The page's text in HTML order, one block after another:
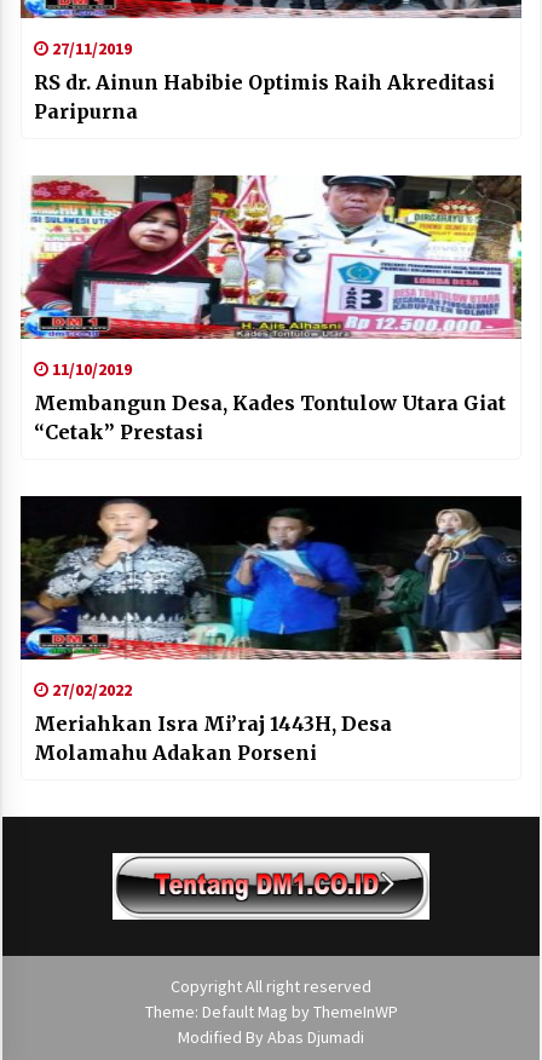
27/11/2019
RS dr. Ainun Habibie Optimis Raih Akreditasi
Paripurna
11/10/2019
Membangun Desa, Kades Tontulow Utara Giat
“Cetak” Prestasi
27/02/2022
Meriahkan Isra Mi’raj 1443H, Desa
Molamahu Adakan Porseni
Copyright All right reserved
Theme: Default Mag by ThemeInWP
Modified By Abas Djumadi